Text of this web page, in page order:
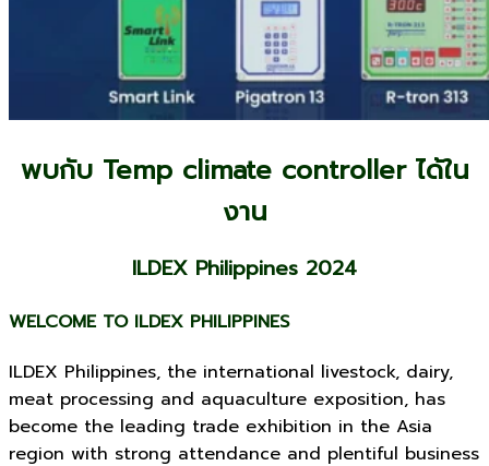
พบกับ Temp climate controller ได้ใน
งาน
ILDEX Philippines 2024
WELCOME TO ILDEX PHILIPPINES
ILDEX Philippines, the international livestock, dairy,
meat processing and aquaculture exposition, has
become the leading trade exhibition in the Asia
region with strong attendance and plentiful business